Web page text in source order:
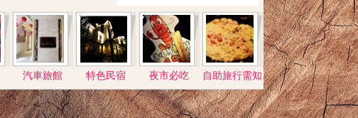
汽車旅館 特色民宿 夜市必吃 自助旅行需知